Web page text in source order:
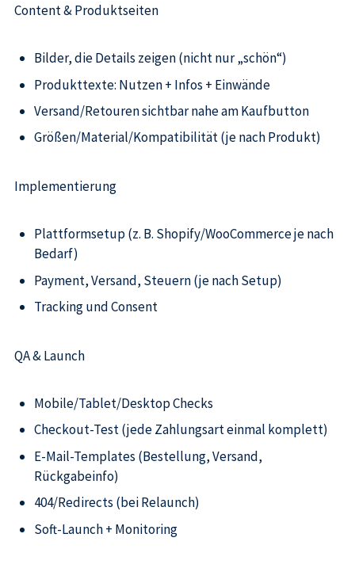
Content & Produktseiten
Bilder, die Details zeigen (nicht nur „schön“)
Produkttexte: Nutzen + Infos + Einwände
Versand/Retouren sichtbar nahe am Kaufbutton
Größen/Material/Kompatibilität (je nach Produkt)
Implementierung
Plattformsetup (z. B. Shopify/WooCommerce je nach
Bedarf)
Payment, Versand, Steuern (je nach Setup)
Tracking und Consent
QA & Launch
Mobile/Tablet/Desktop Checks
Checkout-Test (jede Zahlungsart einmal komplett)
E-Mail-Templates (Bestellung, Versand,
Rückgabeinfo)
404/Redirects (bei Relaunch)
Soft-Launch + Monitoring